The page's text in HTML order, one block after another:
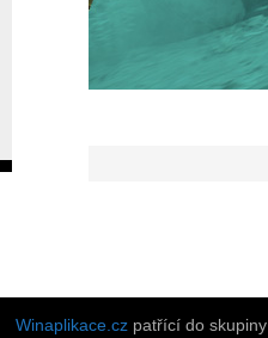
Winaplikace.czpatřící do skupiny